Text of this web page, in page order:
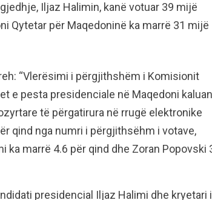
Iljaz Halimin, kanë votuar 39 mijë
Qytetar për Maqedoninë ka marrë 31 mijë
“Vlerësimi i përgjithshëm i Komisionit
e pesta presidenciale në Maqedoni kaluan
të përgatirura në rrugë elektronike
qind nga numri i përgjithsëhm i votave,
marrë 4.6 për qind dhe Zoran Popovski
presidencial Iljaz Halimi dhe kryetari i